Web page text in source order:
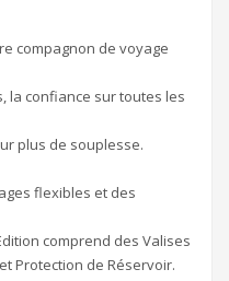
compagnon de voyage
la confiance sur toutes les
plus de souplesse.
flexibles et des
comprend des Valises
Protection de Réservoir.